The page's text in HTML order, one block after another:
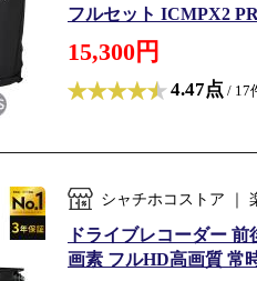
フルセット ICMPX2
15,300円
4.47点 / 17
シャチホコストア ｜
ドライブレコーダー
画素 フルHD高画質 常